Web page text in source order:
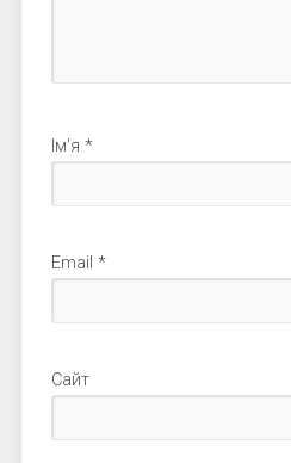
Ім'я *
Email *
Сайт